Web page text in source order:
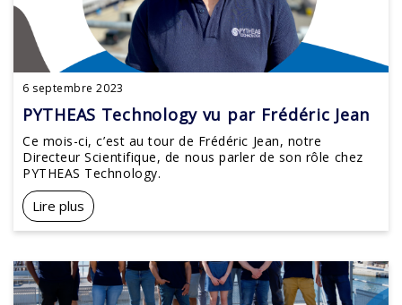
6 septembre 2023
PYTHEAS Technology vu par Frédéric Jean
Ce mois-ci, c’est au tour de Frédéric Jean, notre
Directeur Scientifique, de nous parler de son rôle chez
PYTHEAS Technology.
Lire plus